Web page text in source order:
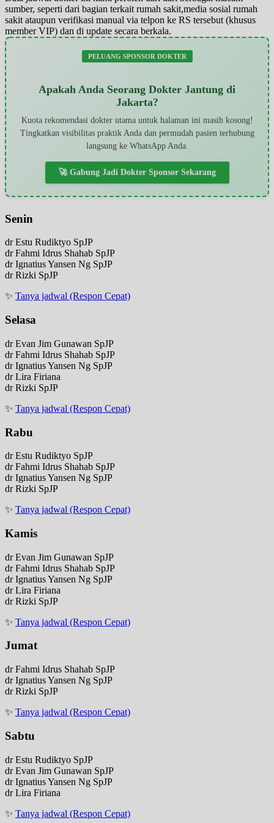
sumber, seperti dari bagian terkait rumah sakit,media sosial rumah
sakit ataupun verifikasi manual via telpon ke RS tersebut (khusus
member VIP) dan di update secara berkala.
PELUANG SPONSOR DOKTER
Apakah Anda Seorang Dokter Jantung di
Jakarta?
Kuota rekomendasi dokter utama untuk halaman ini masih kosong!
Tingkatkan visibilitas praktik Anda dan permudah pasien terhubung
langsung ke WhatsApp Anda.
🚀 Gabung Jadi Dokter Sponsor Sekarang
Senin
dr Estu Rudiktyo SpJP
dr Fahmi Idrus Shahab SpJP
dr Ignatius Yansen Ng SpJP
dr Rizki SpJP
✨ Tanya jadwal (Respon Cepat)
Selasa
dr Evan Jim Gunawan SpJP
dr Fahmi Idrus Shahab SpJP
dr Ignatius Yansen Ng SpJP
dr Lira Firiana
dr Rizki SpJP
✨ Tanya jadwal (Respon Cepat)
Rabu
dr Estu Rudiktyo SpJP
dr Fahmi Idrus Shahab SpJP
dr Ignatius Yansen Ng SpJP
dr Rizki SpJP
✨ Tanya jadwal (Respon Cepat)
Kamis
dr Evan Jim Gunawan SpJP
dr Fahmi Idrus Shahab SpJP
dr Ignatius Yansen Ng SpJP
dr Lira Firiana
dr Rizki SpJP
✨ Tanya jadwal (Respon Cepat)
Jumat
dr Fahmi Idrus Shahab SpJP
dr Ignatius Yansen Ng SpJP
dr Rizki SpJP
✨ Tanya jadwal (Respon Cepat)
Sabtu
dr Estu Rudiktyo SpJP
dr Evan Jim Gunawan SpJP
dr Ignatius Yansen Ng SpJP
dr Lira Firiana
✨ Tanya jadwal (Respon Cepat)